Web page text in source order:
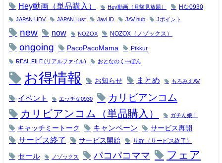
Hey動画（単品購入）
Hey動画（月額見放題） Hな0930
JAPAN HDV JAPAN Lust JavHD JAV hub Jポイント
new now NOZOX NOZOX（ノゾックス）
ongoing PacoPacoMama Pikkur
REAL FILE (リアルファイル) おとなのくーぽん
お得情報 お知らせ まとめ もろみえAV
イベント エッチな0930 カリビアンコム
カリビアンコム（単品購入） ガチん娘！
キャッチミートーク キャンペーン サービス再開
サービス終了 サービス開始 サ終（サービス終了）
セール ノゾックス パコパコママ フェア